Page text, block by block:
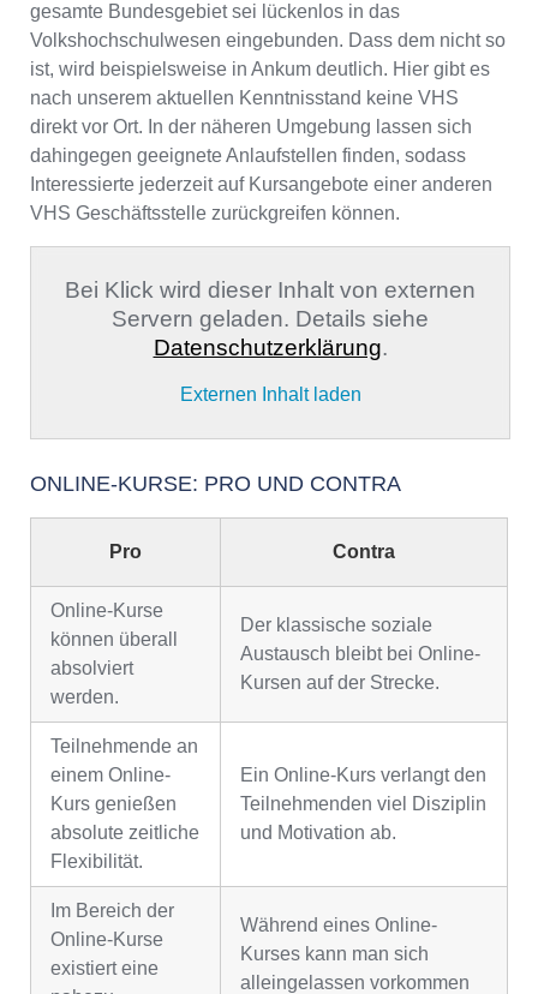
gesamte Bundesgebiet sei lückenlos in das
Volkshochschulwesen eingebunden. Dass dem nicht so
ist, wird beispielsweise in Ankum deutlich. Hier gibt es
nach unserem aktuellen Kenntnisstand keine VHS
direkt vor Ort. In der näheren Umgebung lassen sich
dahingegen geeignete Anlaufstellen finden, sodass
Interessierte jederzeit auf Kursangebote einer anderen
VHS Geschäftsstelle zurückgreifen können.
Bei Klick wird dieser Inhalt von externen
Servern geladen. Details siehe
Datenschutzerklärung.
Externen Inhalt laden
ONLINE-KURSE: PRO UND CONTRA
Pro Contra
Online-Kurse
können überall
absolviert
werden.
Der klassische soziale
Austausch bleibt bei Online-
Kursen auf der Strecke.
Teilnehmende an
einem Online-
Kurs genießen
absolute zeitliche
Flexibilität.
Ein Online-Kurs verlangt den
Teilnehmenden viel Disziplin
und Motivation ab.
Im Bereich der
Online-Kurse
existiert eine
Während eines Online-
Kurses kann man sich
alleingelassen vorkommen